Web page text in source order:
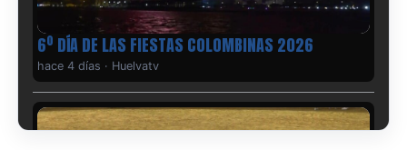
6º DÍA DE LAS FIESTAS COLOMBINAS 2026
hace 4 días · Huelvatv